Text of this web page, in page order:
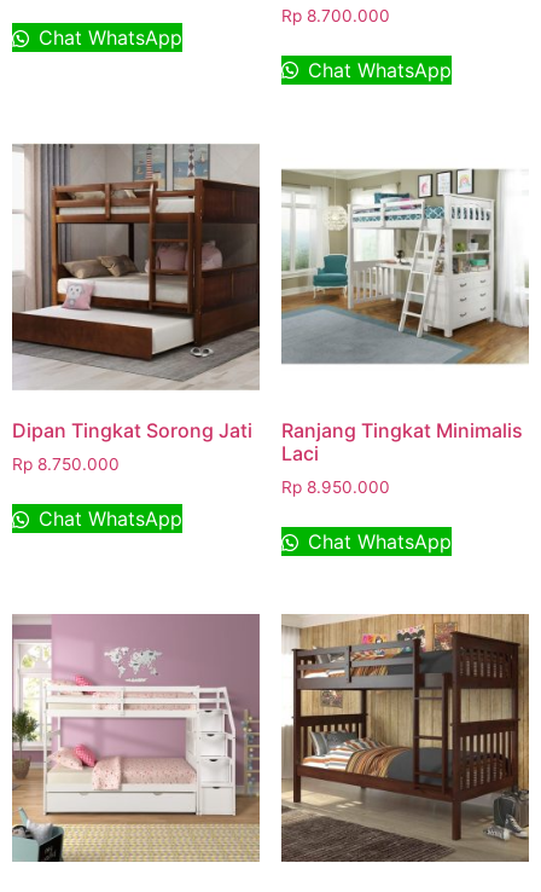
Chat WhatsApp
Rp8.700.000
Chat WhatsApp
Dipan Tingkat Sorong Jati
Rp 8.750.000
Chat WhatsApp
Ranjang Tingkat Minimalis
Laci
Rp8.950.000
Chat WhatsApp